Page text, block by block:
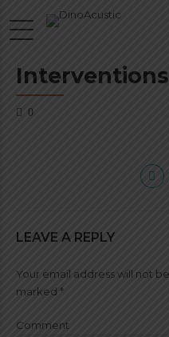
Interventions
0
LEAVE A REPLY
Your email address will not
marked *
Comment